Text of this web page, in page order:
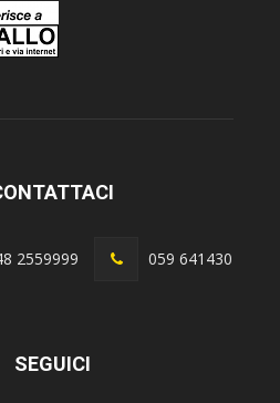
2559999 059 641430
SEGUICI